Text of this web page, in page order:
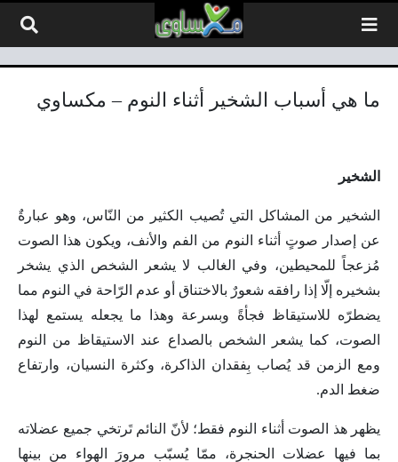
ما هي أسباب الشخير أثناء النوم – مكساوي
الشخير
الشخير من المشاكل التي تُصيب الكثير من النّاس، وهو عبارةٌ
عن إصدار صوتٍ أثناء النوم من الفم والأنف، ويكون هذا الصوت
مُزعجاً للمحيطين، وفي الغالب لا يشعر الشخص الذي يشخر
بشخيره إلّا إذا رافقه شعورٌ بالاختناق أو عدم الرّاحة في النوم مما
يضطرّه للاستيقاظ فجأةً وبسرعة وهذا ما يجعله يستمع لهذا
الصوت، كما يشعر الشخص بالصداع عند الاستيقاظ من النوم
ومع الزمن قد يُصاب بِفقدان الذاكرة، وكثرة النسيان، وارتفاع
ضغط الدم.
يظهر هذ الصوت أثناء النوم فقط؛ لأنّ النائم تَرتخي جميع عضلاته
بما فيها عضلات الحنجرة، ممّا يُسبّب مرورَ الهواء من بينها